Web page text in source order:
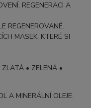
REGENERACI A
REGENEROVANÉ.
MASEK, KTERÉ SI
• ZELENÁ •
A MINERÁLNÍ OLEJE.